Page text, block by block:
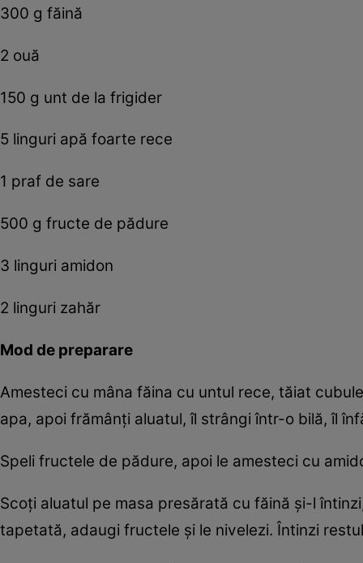
300 g făină
2 ouă
150 g unt de la frigider
5 linguri apă foarte rece
1 praf de sare
500 g fructe de pădure
3 linguri amidon
2 linguri zahăr
Mod de preparare
Amesteci cu mâna făina cu untul rece, tăiat
apa, apoi frămânți aluatul, îl strângi într-o bilă, îl
Speli fructele de pădure, apoi le amesteci cu
Scoți aluatul pe masa presărată cu făină și-l
tapetată, adaugi fructele și le nivelezi. Întinzi